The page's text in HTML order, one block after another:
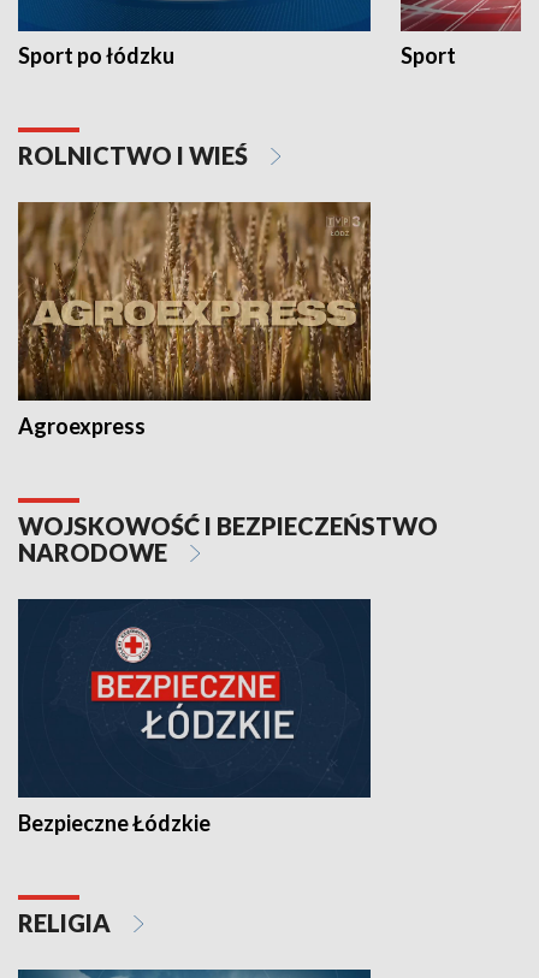
Sport po łódzku Sport
ROLNICTWO I WIEŚ
Agroexpress
WOJSKOWOŚĆ I BEZPIECZEŃSTWO
NARODOWE
Bezpieczne Łódzkie
RELIGIA